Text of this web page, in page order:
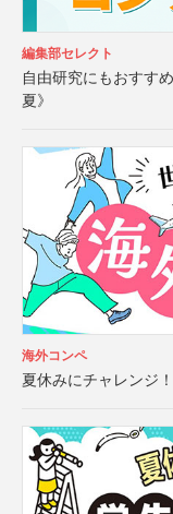
編集部セレクト
自由研究にもおすす
夏》
海外コンペ
夏休みにチャレンジ